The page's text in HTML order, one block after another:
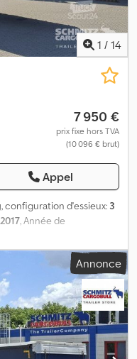
1 / 14
7 950 €
prix fixe hors TVA
(10 096 € brut)
Appel
, configuration d'essieux: 3
, Année de
kg. Vous trouverez sur
les véhicules
? Nous
personnalisées, des
télématiques. Nous
Dwsdpfx
Annonce